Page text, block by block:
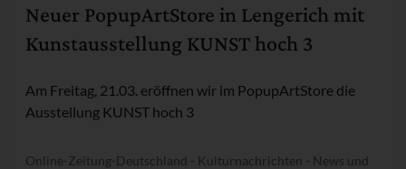
Neuer PopupArtStore in Lengerich mit
Kunstausstellung KUNST hoch 3
Am Freitag, 21.03. eröffnen wir im PopupArtStore die
Ausstellung KUNST hoch 3
Online-Zeitung-Deutschland - Kulturnachrichten - News und